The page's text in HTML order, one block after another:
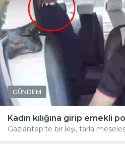
GÜNDEM
Kadın kılığına girip emekli
Gaziantep'te bir kişi, tarla